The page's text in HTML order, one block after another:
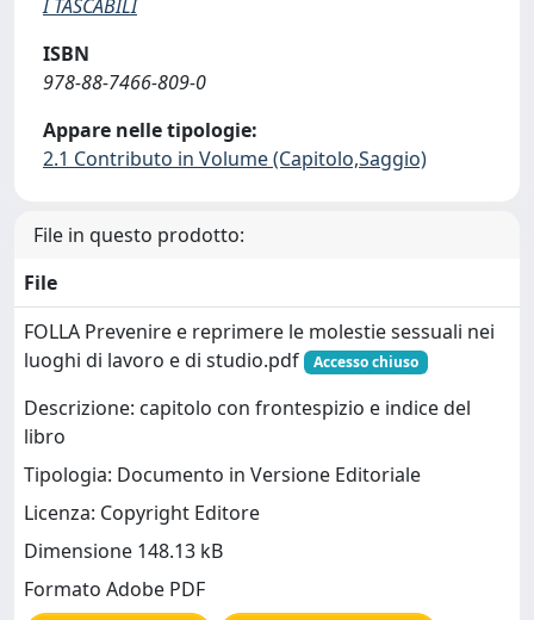
I TASCABILI
ISBN
978-88-7466-809-0
Appare nelle tipologie:
2.1 Contributo in Volume (Capitolo,Saggio)
File in questo prodotto:
File
FOLLA Prevenire e reprimere le molestie sessuali nei
luoghi di lavoro e di studio.pdf
Accesso chiuso
Descrizione: capitolo con frontespizio e indice del
libro
Tipologia: Documento in Versione Editoriale
Licenza: Copyright Editore
Dimensione 148.13 kB
Formato Adobe PDF